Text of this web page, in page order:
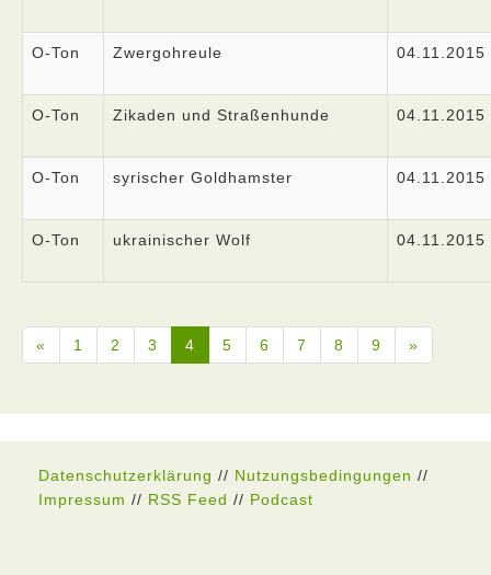
O-Ton Zwergohreule 04.11.2015
O-Ton Zikaden und Straßenhunde 04.11.2015
O-Ton syrischer Goldhamster 04.11.2015
O-Ton ukrainischer Wolf 04.11.2015
« 1 2 3 4 5 6 7 8 9 »
Datenschutzerklärung // Nutzungsbedingungen //
Impressum // RSS Feed // Podcast